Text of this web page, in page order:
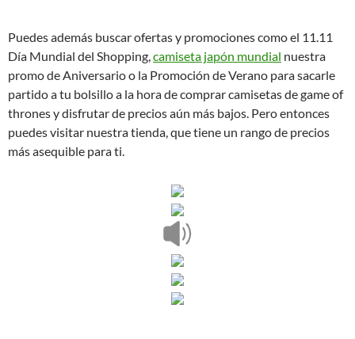
Puedes además buscar ofertas y promociones como el 11.11
Día Mundial del Shopping,camiseta japón mundial nuestra
promo de Aniversario o la Promoción de Verano para sacarle
partido a tu bolsillo a la hora de comprar camisetas de game of
thrones y disfrutar de precios aún más bajos. Pero entonces
puedes visitar nuestra tienda, que tiene un rango de precios
más asequible para ti.